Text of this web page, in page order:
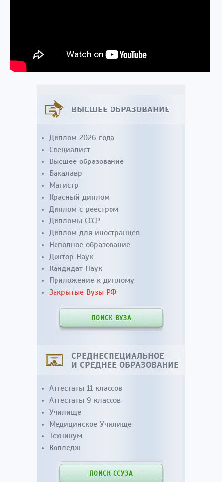
ВЫСШЕЕ ОБРАЗОВАНИЕ
Диплом 2026 года
Специалист
Высшее образование
Бакалавр
Магистр
Красный диплом
Диплом с реестром
Дипломы СССР
Диплом для иностранцев
Неполное образование
Доктор Наук
Кандидат Наук
Приложение к диплому
Закрытые Вузы РФ
ПОИСК ВУЗА
СРЕДНЕСПЕЦИАЛЬНОЕ
И СРЕДНЕЕ ОБРАЗОВАНИЕ
Аттестаты 11 классов
Аттестаты 9 классов
Училище
Медицинское Училище
Техникум
Колледж
ПОИСК ССУЗА